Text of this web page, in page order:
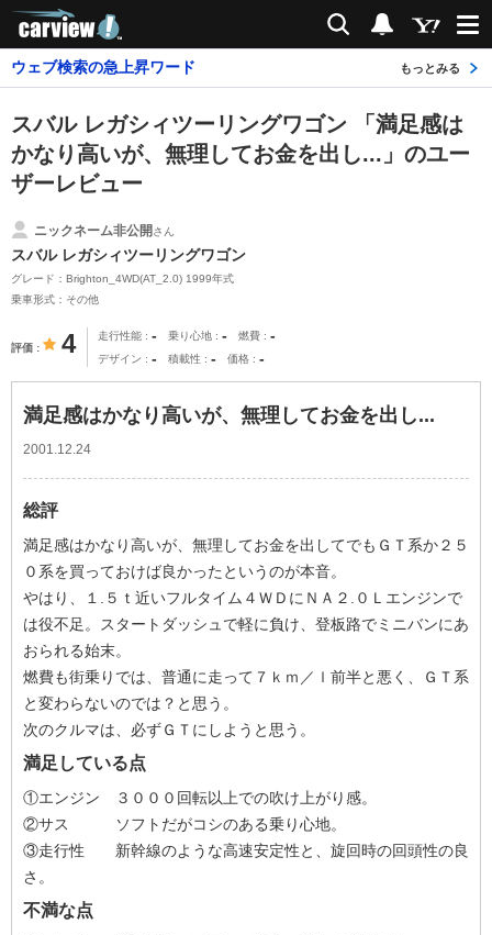
検索 通知
ウェブ検索の急上昇ワード もっとみる
スバル レガシィツーリングワゴン 「満足感は
かなり高いが、無理してお金を出し...」のユー
ザーレビュー
ニックネーム非公開さん
スバル レガシィツーリングワゴン
グレード：Brighton_4WD(AT_2.0) 1999年式
乗車形式：その他
評価 4 走行性能 - 乗り心地 - 燃費 -
デザイン - 積載性 - 価格 -
満足感はかなり高いが、無理してお金を出し...
2001.12.24
総評
満足感はかなり高いが、無理してお金を出してでもＧＴ系か２５
０系を買っておけば良かったというのが本音。
やはり、１.５ｔ近いフルタイム４ＷＤにＮＡ２.０Ｌエンジンで
は役不足。スタートダッシュで軽に負け、登板路でミニバンにあ
おられる始末。
燃費も街乗りでは、普通に走って７ｋｍ／ｌ前半と悪く、ＧＴ系
と変わらないのでは？と思う。
次のクルマは、必ずＧＴにしようと思う。
満足している点
①エンジン ３０００回転以上での吹け上がり感。
②サス ソフトだがコシのある乗り心地。
③走行性 新幹線のような高速安定性と、旋回時の回頭性の良
さ。
不満な点